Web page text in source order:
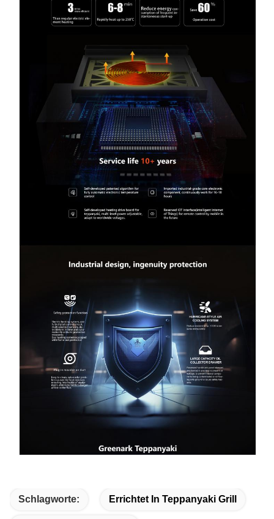
Schlagworte: Errichtet In Teppanyaki Grill